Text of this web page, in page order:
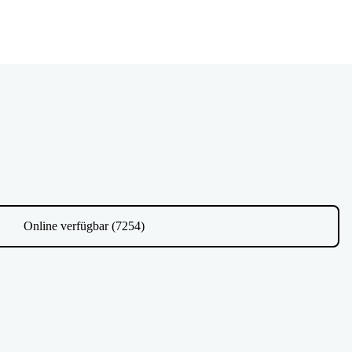
Online verfügbar (7254)